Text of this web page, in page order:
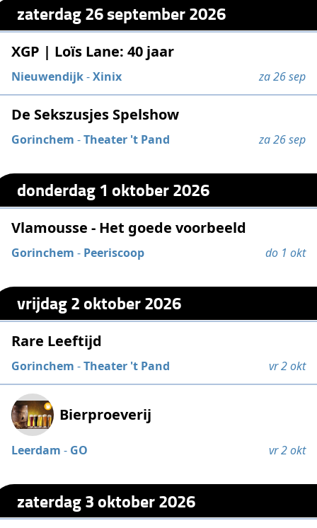
zaterdag 26 september 2026
XGP | Loïs Lane: 40 jaar
Nieuwendijk-Xinix za 26 sep
De Sekszusjes Spelshow
Gorinchem -Theater 't Pand za 26 sep
donderdag 1 oktober 2026
Vlamousse - Het goede voorbeeld
Gorinchem - Peeriscoop do 1 okt
vrijdag 2 oktober 2026
Rare Leeftijd
Gorinchem -Theater 't Pand vr 2 okt
Bierproeverij
Leerdam - GO vr 2 okt
zaterdag 3 oktober 2026